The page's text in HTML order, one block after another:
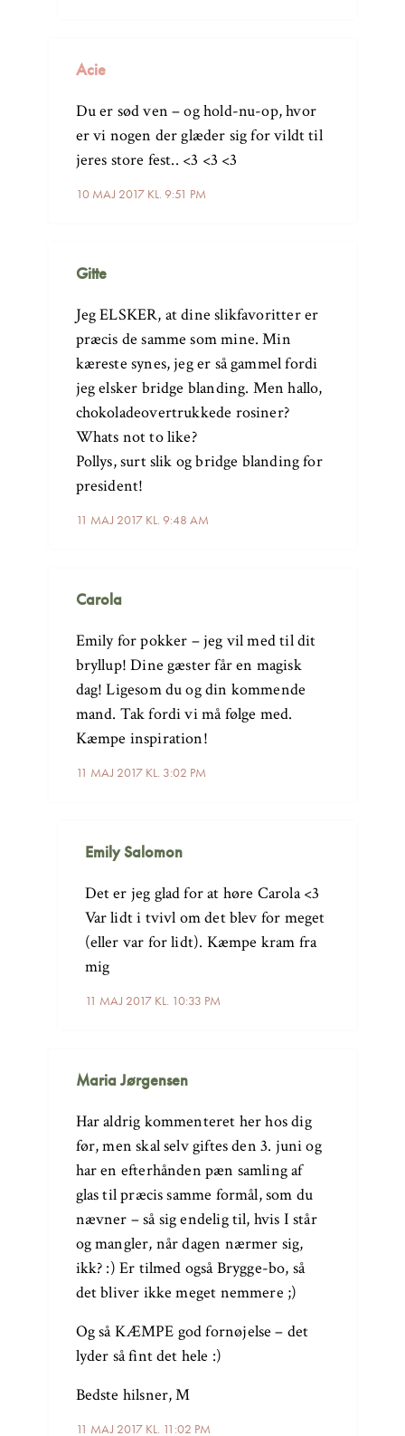
Acie
10 MAJ 2017 KL. 9:51 PM
Du er sød ven – og hold-nu-op, hvor
er vi nogen der glæder sig for vildt til
jeres store fest.. <3 <3 <3
Gitte
11 MAJ 2017 KL. 9:48 AM
Jeg ELSKER, at dine slikfavoritter er
præcis de samme som mine. Min
kæreste synes, jeg er så gammel fordi
jeg elsker bridge blanding. Men hallo,
chokoladeovertrukkede rosiner?
Whats not to like?
Pollys, surt slik og bridge blanding for
president!
Carola
11 MAJ 2017 KL. 3:02 PM
Emily for pokker – jeg vil med til dit
bryllup! Dine gæster får en magisk
dag! Ligesom du og din kommende
mand. Tak fordi vi må følge med.
Kæmpe inspiration!
Emily Salomon
11 MAJ 2017 KL. 10:33 PM
Det er jeg glad for at høre Carola <3
Var lidt i tvivl om det blev for meget
(eller var for lidt). Kæmpe kram fra
mig
Maria Jørgensen
11 MAJ 2017 KL. 11:02 PM
Har aldrig kommenteret her hos dig
før, men skal selv giftes den 3. juni og
har en efterhånden pæn samling af
glas til præcis samme formål, som du
nævner – så sig endelig til, hvis I står
og mangler, når dagen nærmer sig,
ikk? :) Er tilmed også Brygge-bo, så
det bliver ikke meget nemmere ;)
Og så KÆMPE god fornøjelse – det
lyder så fint det hele :)
Bedste hilsner, M